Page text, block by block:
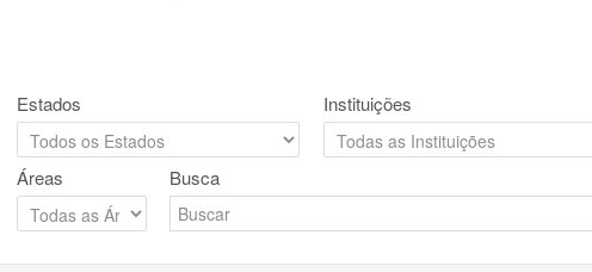
Estados Instituições
Áreas Busca